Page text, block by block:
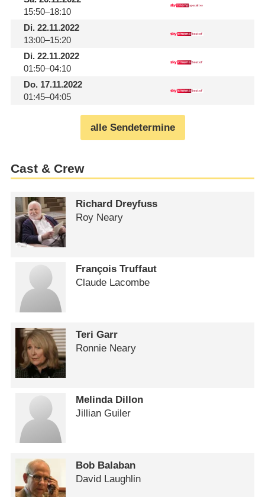
15:50–18:10
Di.22.11.2022
13:00–15:20
Di.22.11.2022
01:50–04:10
Do.17.11.2022
01:45–04:05
alle Sendetermine
Cast & Crew
Richard Dreyfuss
Roy Neary
François Truffaut
Claude Lacombe
Teri Garr
Ronnie Neary
Melinda Dillon
Jillian Guiler
Bob Balaban
David Laughlin